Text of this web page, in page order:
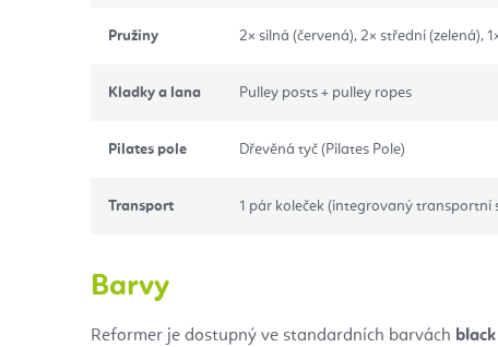
Pružiny 2× silná (červená), 2× střední (zelená),
Kladky a lana Pulley posts + pulley ropes
Pilates pole Dřevěná tyč (Pilates Pole)
Transport 1 pár koleček (integrovaný transportní
Barvy
Reformer je dostupný ve standardních barvách black